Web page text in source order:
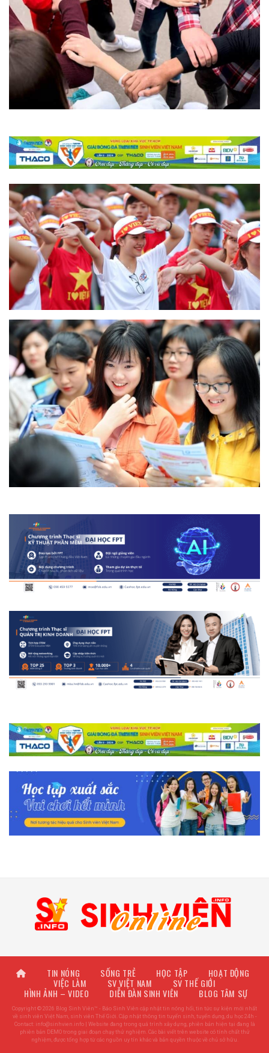
TIN NÓNG SỐNG TRẺ HỌC TẬP
HOẠT ĐỘNG
VIỆC LÀM
SV VIỆT NAM
SV THẾ GIỚI
HÌNH ẢNH – VIDEO
DIỄN ĐÀN SINH VIÊN BLOG TÂM SỰ
Copyright © 2026 Blog Sinh Viên™ - Báo Sinh Viên cập nhật tin nóng hổi, tin tức sự kiện mới nhất
về sinh viên Việt Nam, sinh viên Thế Giới. Cập nhật thông tin tuyển sinh, tuyển dụng, du học 24h -
Contact: info@sinhvien.info| Website đang trong quá trình xây dựng, phiên bản hiện tại đang là
phiên bản DEMO trong giai đoạn chạy thử nghiệm. Các bài viết trên website có tính chất thử
nghiệm, được tổng hợp từ các nguồn uy tín khác và bản quyền thuộc về chủ sở hữu.